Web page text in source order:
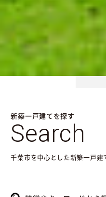
新築一戸建てを探す
Search
千葉市を中心とした新築一戸建